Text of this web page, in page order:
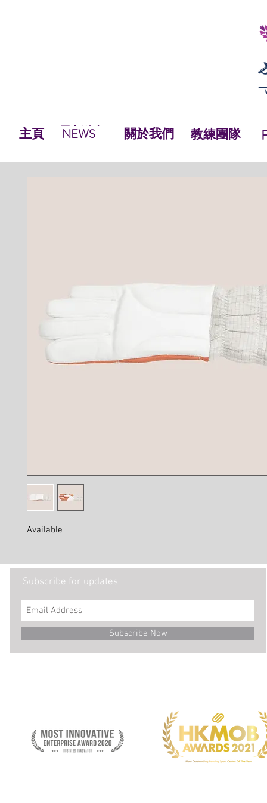
NEWS
NEWS OUR TEAM
ABOUT BSF
HOME
HOME 關於我們
主頁 OUR TEAM
教練團隊
最新資訊
NEWS
Available
Subscribe for updates
Subscribe Now